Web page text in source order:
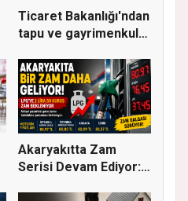
Ticaret Bakanlığı'ndan
tapu ve gayrimenkul
Akaryakıtta Zam
Serisi Devam Ediyor: